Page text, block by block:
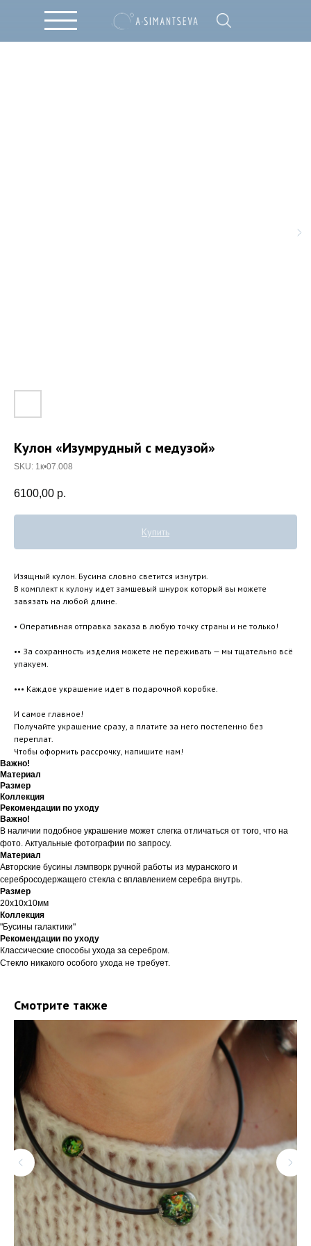
Кулон «Изумрудный с медузой»
SKU: 1к•07.008
6100,00 р.
Купить
Изящный кулон. Бусина словно светится изнутри.
В комплект к кулону идет замшевый шнурок который вы можете
завязать на любой длине.
• Оперативная отправка заказа в любую точку страны и не только!
•• За сохранность изделия можете не переживать — мы тщательно всё
упакуем.
••• Каждое украшение идет в подарочной коробке.
И самое главное!
Получайте украшение сразу, а платите за него постепенно без
переплат.
Чтобы оформить рассрочку, напишите нам!
Важно!
Материал
Размер
Коллекция
Рекомендации по уходу
Важно!
В наличии подобное украшение может слегка отличаться от того, что на
фото. Актуальные фотографии по запросу.
Материал
Авторские бусины лэмпворк ручной работы из муранского и
серебросодержащего стекла с вплавлением серебра внутрь.
Размер
20х10х10мм
Коллекция
"Бусины галактики"
Рекомендации по уходу
Классические способы ухода за серебром.
Стекло никакого особого ухода не требует.
Смотрите также